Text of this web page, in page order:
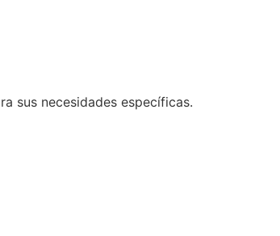
sus necesidades específicas.